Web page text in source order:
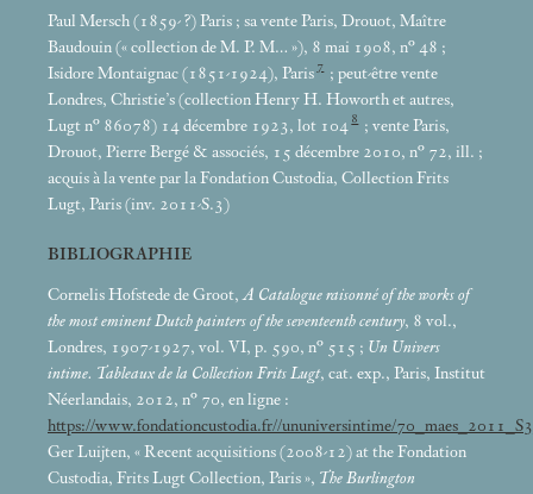
Paul Mersch (1859-?) Paris ; sa vente Paris, Drouot, Maître
Baudouin («collection de M. P. M… »), 8 mai 1908, n° 48 ;
Isidore Montaignac (1851-1924), Paris 7 ; peut-être vente
Londres, Christie’s (collection Henry H. Howorth et autres,
Lugt n° 86078) 14 décembre 1923, lot 104 8 ; vente Paris,
Drouot, Pierre Bergé & associés, 15 décembre 2010, n° 72, ill. ;
acquis à la vente par la Fondation Custodia, Collection Frits
Lugt, Paris (inv. 2011-S.3)
BIBLIOGRAPHIE
Cornelis Hofstede de Groot,A Catalogue raisonné of the works of
the most eminent Dutch painters of the seventeenth century, 8 vol.,
Londres, 1907-1927, vol. VI, p. 590, n° 515 ; Un Univers
intime. Tableaux de la Collection Frits Lugt, cat. exp., Paris, Institut
Néerlandais, 2012, n° 70, en ligne :
https://www.fondationcustodia.fr//ununiversintime/
Ger Luijten, «Recent acquisitions (2008-12) at the Fondation
Custodia, Frits Lugt Collection, Paris», The Burlington